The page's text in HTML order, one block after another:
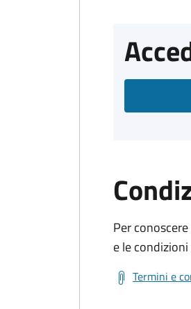
Per
e le
Termini e